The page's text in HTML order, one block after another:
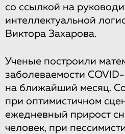
со ссылкой на
интеллектуальной
Виктора Захарова.
Ученые построили
заболеваемости
на ближайший месяц.
при оптимистичном
ежедневный прирост
человек, при